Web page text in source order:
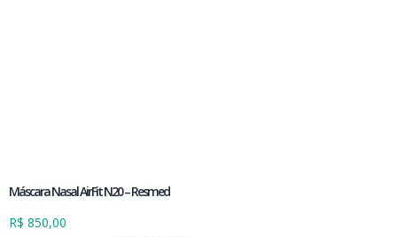
Máscara Nasal AirFit N20 – Resmed
R$ 850,00